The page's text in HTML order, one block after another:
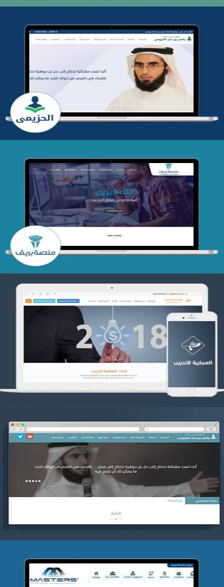
تطوير موقع المدرب ياسر الحزيمي
التفاصيل
تصميم منصة بريق
التفاصيل
تصميم العمارية للتدريب
التفاصيل
موقع ياسر بن بدر الحزيمي
التفاصيل